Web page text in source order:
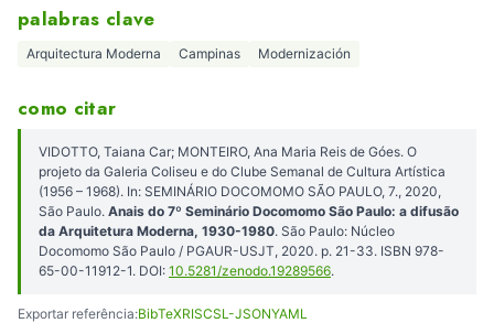
palabras clave
Arquitectura Moderna Campinas Modernización
como citar
VIDOTTO, Taiana Car; MONTEIRO, Ana Maria Reis de Góes. O
projeto da Galeria Coliseu e do Clube Semanal de Cultura Artística
(1956 – 1968). In: SEMINÁRIO DOCOMOMO SÃO PAULO, 7., 2020,
São Paulo. Anais do 7º Seminário Docomomo São Paulo: a difusão
da Arquitetura Moderna, 1930-1980. São Paulo: Núcleo
Docomomo São Paulo / PGAUR-USJT, 2020. p. 21-33. ISBN 978-
65-00-11912-1. DOI: 10.5281/zenodo.19289566.
Exportar referência:BibTeXRISCSL-JSONYAML